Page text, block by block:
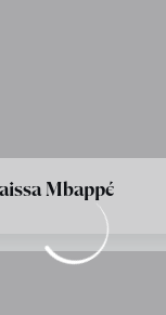
Mbappé